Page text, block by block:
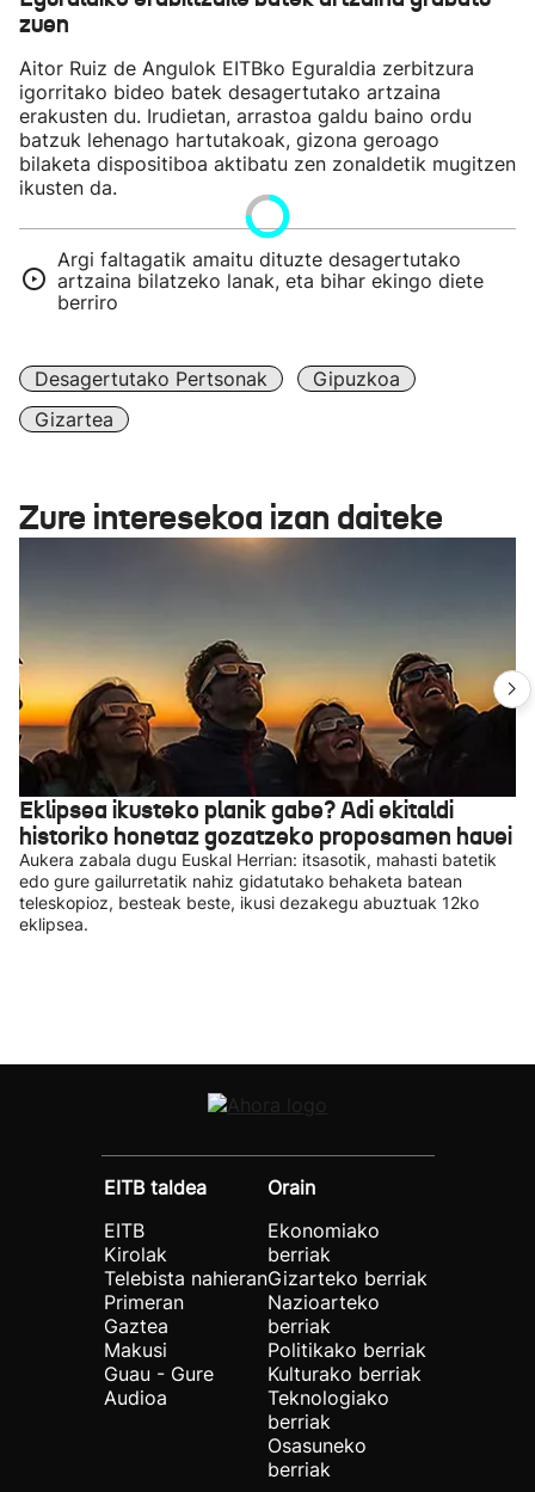
zuen
Aitor Ruiz de Angulok EITBko Eguraldia zerbitzura
igorritako bideo batek desagertutako artzaina
erakusten du. Irudietan, arrastoa galdu baino ordu
batzuk lehenago hartutakoak, gizona geroago
bilaketa dispositiboa aktibatu zen zonaldetik mugitzen
ikusten da.
Argi faltagatik amaitu dituzte desagertutako
artzaina bilatzeko lanak, eta bihar ekingo diete
berriro
Desagertutako Pertsonak
Gipuzkoa
Gizartea
Zure interesekoa izan daiteke
Eklipsea ikusteko planik gabe? Adi ekitaldi
historiko honetaz gozatzeko proposamen hauei
Aukera zabala dugu Euskal Herrian: itsasotik, mahasti batetik
edo gure gailurretatik nahiz gidatutako behaketa batean
teleskopioz, besteak beste, ikusi dezakegu abuztuak 12ko
eklipsea.
EITB taldea
EITB
Kirolak
Telebista nahieran
Primeran
Gaztea
Makusi
Guau - Gure
Audioa
Orain
Ekonomiako
berriak
Gizarteko berriak
Nazioarteko
berriak
Politikako berriak
Kulturako berriak
Teknologiako
berriak
Osasuneko
berriak